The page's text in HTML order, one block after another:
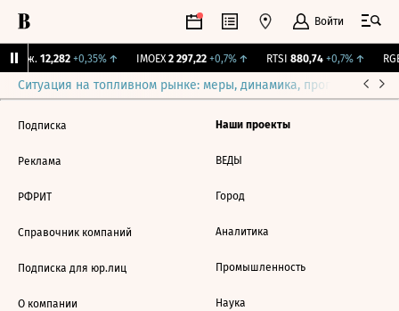
Войти
Бирж. 12,282 +0,35%↑ IMOEX 2 297,22 +0,7%↑ RTSI 880,74 +0,7%↑
Ситуация на топливном рынке: меры, динамика, прогнозы
Подписка
Реклама
РФРИТ
Справочник компаний
Подписка для юр.лиц
О компании
Наши проекты
ВЕДЫ
Город
Аналитика
Промышленность
Наука